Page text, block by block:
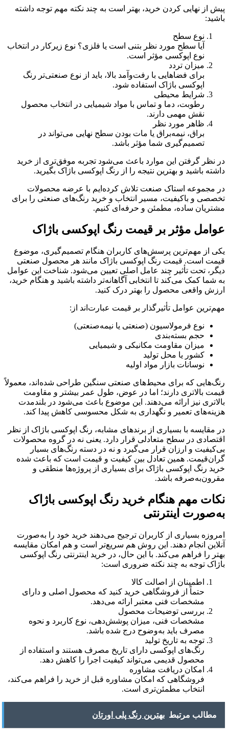
پیش از نهایی کردن خرید، بهتر است به چند نکته مهم توجه داشته
باشید:
نوع سطح
آیا سطح مورد نظر بتنی است یا فلزی؟ نوع زیرکار در انتخاب
نوع اپوکسی مؤثر است.
میزان تردد
برای فضاهایی با رفت‌وآمد بالا، باید از نوع صنعتی‌تر رنگ
اپوکسی باژاک استفاده شود.
شرایط محیطی
رطوبت، دما و تماس با مواد شیمیایی در انتخاب محصول
نقش مهمی دارند.
ظاهر مورد نظر
براق، نیمه‌براق یا مات بودن سطح نهایی می‌تواند در
تصمیم‌گیری شما مؤثر باشد.
در نظر گرفتن این موارد باعث می‌شود تجربه موفق‌تری از خرید
داشته باشید و بهترین نتیجه را از رنگ اپوکسی باژاک بگیرید.
در مجموعه استاک صنعت تلاش کرده‌ایم با عرضه محصولات
تخصصی و باکیفیت، مسیر انتخاب و خرید رنگ‌های صنعتی را برای
مشتریان ساده، مطمئن و حرفه‌ای کنیم.
عوامل مؤثر بر قیمت رنگ اپوکسی باژاک
یکی از مهم‌ترین پرسش‌های کاربران هنگام تصمیم‌گیری، موضوع
قیمت است. قیمت رنگ اپوکسی باژاک مانند هر محصول صنعتی
دیگر، تحت تأثیر چند عامل اصلی تعیین می‌شود. شناخت این عوامل
به شما کمک می‌کند تا انتخابی آگاهانه‌تر داشته باشید و هنگام خرید،
ارزش واقعی محصول را بهتر درک کنید.
مهم‌ترین عوامل تأثیرگذار بر قیمت عبارت‌اند از:
نوع فرمولاسیون (صنعتی یا نیمه‌صنعتی)
حجم بسته‌بندی
میزان مقاومت مکانیکی و شیمیایی
کشور یا محل تولید
نوسانات بازار مواد اولیه
رنگ‌هایی که برای محیط‌های صنعتی سنگین طراحی شده‌اند، معمولاً
قیمت بالاتری دارند؛ اما در عوض، طول عمر بیشتر و مقاومت
بالاتری نیز ارائه می‌دهند. این موضوع باعث می‌شود در بلندمدت
هزینه‌های تعمیر و نگهداری به شکل محسوسی کاهش پیدا کند.
در مقایسه با بسیاری از برندهای مشابه، رنگ اپوکسی باژاک از نظر
اقتصادی در سطح متعادلی قرار دارد. یعنی نه در گروه محصولات
بی‌کیفیت و ارزان قرار می‌گیرد و نه در دسته رنگ‌های بسیار
گران‌قیمت. همین تعادل بین کیفیت و قیمت است که باعث شده
خرید رنگ اپوکسی باژاک برای بسیاری از پروژه‌ها منطقی و
مقرون‌به‌صرفه باشد.
نکات مهم هنگام خرید رنگ اپوکسی باژاک
به‌صورت اینترنتی
امروزه بسیاری از کاربران ترجیح می‌دهند خرید خود را به‌صورت
آنلاین انجام دهند. این روش هم سریع‌تر است و هم امکان مقایسه
بهتر را فراهم می‌کند. با این حال، در خرید اینترنتی رنگ اپوکسی
باژاک توجه به چند نکته ضروری است:
اطمینان از اصالت کالا
حتماً از فروشگاهی خرید کنید که محصول اصلی و دارای
مشخصات فنی معتبر ارائه می‌دهد.
بررسی توضیحات محصول
مشخصات فنی، میزان پوشش‌دهی، نوع کاربرد و نحوه
مصرف باید به‌وضوح درج شده باشد.
توجه به تاریخ تولید
رنگ‌های اپوکسی دارای تاریخ مصرف هستند و استفاده از
محصول قدیمی می‌تواند کیفیت اجرا را کاهش دهد.
امکان دریافت مشاوره
فروشگاهی که امکان مشاوره قبل از خرید را فراهم می‌کند،
انتخاب مطمئن‌تری است.
مطالب مرتبط بهترین رنگ پلی اورتان